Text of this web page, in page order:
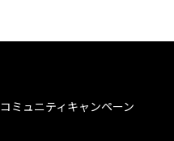
コミュニティ キャンペーン